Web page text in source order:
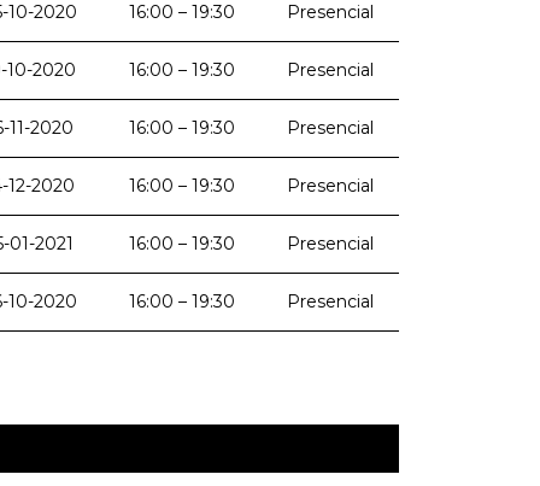
10-2020 16:00 – 19:30 Presencial
10-2020 16:00 – 19:30 Presencial
11-2020 16:00 – 19:30 Presencial
12-2020 16:00 – 19:30 Presencial
01-2021 16:00 – 19:30 Presencial
10-2020 16:00 – 19:30 Presencial